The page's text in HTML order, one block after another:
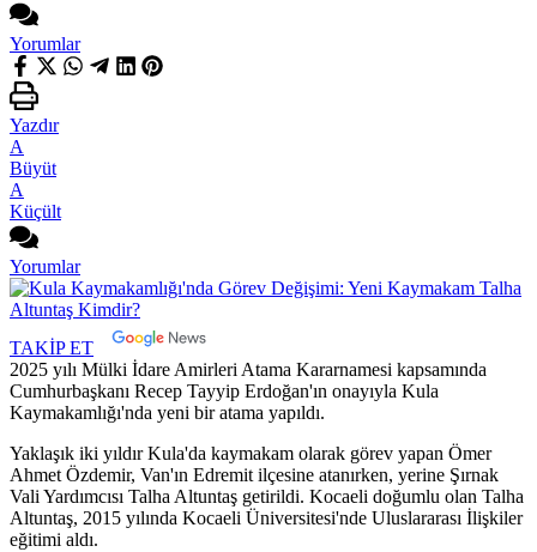
Yorumlar
Yazdır
A
Büyüt
A
Küçült
Yorumlar
TAKİP ET
2025 yılı Mülki İdare Amirleri Atama Kararnamesi kapsamında
Cumhurbaşkanı Recep Tayyip Erdoğan'ın onayıyla Kula
Kaymakamlığı'nda yeni bir atama yapıldı.
Yaklaşık iki yıldır Kula'da kaymakam olarak görev yapan Ömer
Ahmet Özdemir, Van'ın Edremit ilçesine atanırken, yerine Şırnak
Vali Yardımcısı Talha Altuntaş getirildi. Kocaeli doğumlu olan Talha
Altuntaş, 2015 yılında Kocaeli Üniversitesi'nde Uluslararası İlişkiler
eğitimi aldı.